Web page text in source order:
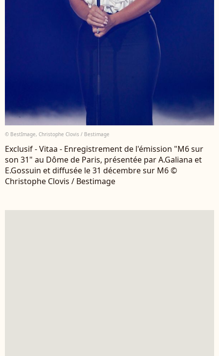
© BestImage, Christophe Clovis / Bestimage
Exclusif - Vitaa - Enregistrement de l'émission "M6 sur
son 31" au Dôme de Paris, présentée par A.Galiana et
E.Gossuin et diffusée le 31 décembre sur M6 ©
Christophe Clovis / Bestimage